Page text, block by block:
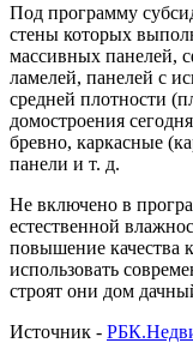
Под программу
стены которых
массивных панелей,
ламелей, панелей с
средней плотности
домостроения
бревно, каркасные
панели и т. д.
Не включено в
естественной
повышение качества
использовать
строят они дом
Источник -